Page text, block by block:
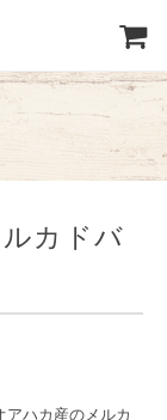
カドバ
ハカ産のメルカ